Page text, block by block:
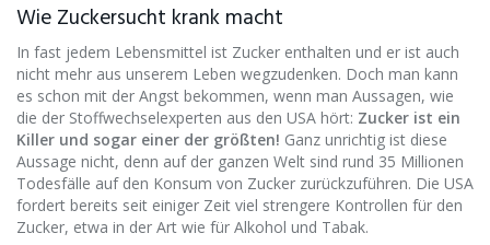
Wie Zuckersucht krank macht
In fast jedem Lebensmittel ist Zucker enthalten und er ist auch
nicht mehr aus unserem Leben wegzudenken. Doch man kann
es schon mit der Angst bekommen, wenn man Aussagen, wie
die der Stoffwechselexperten aus den USA hört: Zucker ist ein
Killer und sogar einer der größten! Ganz unrichtig ist diese
Aussage nicht, denn auf der ganzen Welt sind rund 35 Millionen
Todesfälle auf den Konsum von Zucker zurückzuführen. Die USA
fordert bereits seit einiger Zeit viel strengere Kontrollen für den
Zucker, etwa in der Art wie für Alkohol und Tabak.